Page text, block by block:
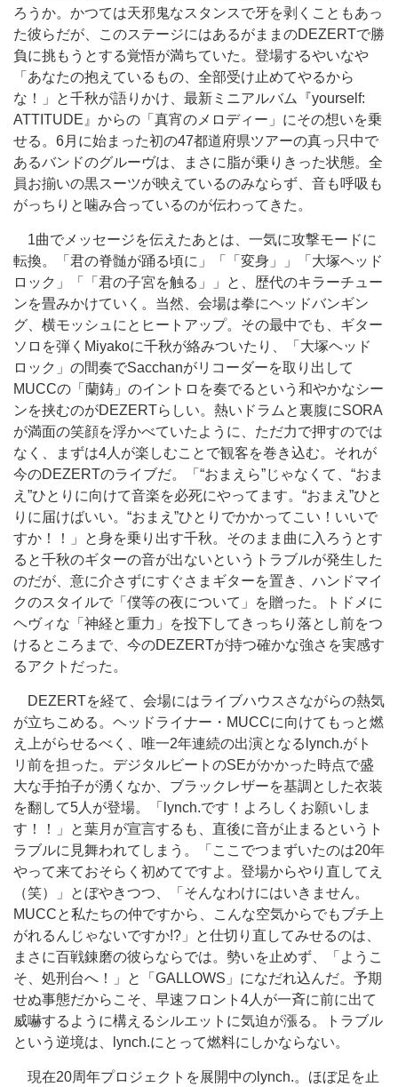
ろうか。かつては天邪鬼なスタンスで牙を剥くこともあっ
た彼らだが、このステージにはあるがままのDEZERTで勝
負に挑もうとする覚悟が満ちていた。登場するやいなや
「あなたの抱えているもの、全部受け止めてやるから
な！」と千秋が語りかけ、最新ミニアルバム『yourself:
ATTITUDE』からの「真宵のメロディー」にその想いを乗
せる。6月に始まった初の47都道府県ツアーの真っ只中で
あるバンドのグルーヴは、まさに脂が乗りきった状態。全
員お揃いの黒スーツが映えているのみならず、音も呼吸も
がっちりと噛み合っているのが伝わってきた。
1曲でメッセージを伝えたあとは、一気に攻撃モードに
転換。「君の脊髄が踊る頃に」「「変身」」「大塚ヘッド
ロック」「「君の子宮を触る」」と、歴代のキラーチュー
ンを畳みかけていく。当然、会場は拳にヘッドバンギン
グ、横モッシュにとヒートアップ。その最中でも、ギター
ソロを弾くMiyakoに千秋が絡みついたり、「大塚ヘッド
ロック」の間奏でSacchanがリコーダーを取り出して
MUCCの「蘭鋳」のイントロを奏でるという和やかなシー
ンを挟むのがDEZERTらしい。熱いドラムと裏腹にSORA
が満面の笑顔を浮かべていたように、ただ力で押すのでは
なく、まずは4人が楽しむことで観客を巻き込む。それが
今のDEZERTのライブだ。「“おまえら”じゃなくて、“おま
え”ひとりに向けて音楽を必死にやってます。“おまえ”ひと
りに届けばいい。“おまえ”ひとりでかかってこい！いいで
すか！！」と身を乗り出す千秋。そのまま曲に入ろうとす
ると千秋のギターの音が出ないというトラブルが発生した
のだが、意に介さずにすぐさまギターを置き、ハンドマイ
クのスタイルで「僕等の夜について」を贈った。トドメに
ヘヴィな「神経と重力」を投下してきっちり落とし前をつ
けるところまで、今のDEZERTが持つ確かな強さを実感す
るアクトだった。
DEZERTを経て、会場にはライブハウスさながらの熱気
が立ちこめる。ヘッドライナー・MUCCに向けてもっと燃
え上がらせるべく、唯一2年連続の出演となるlynch.がト
リ前を担った。デジタルビートのSEがかかった時点で盛
大な手拍子が湧くなか、ブラックレザーを基調とした衣装
を翻して5人が登場。「lynch.です！よろしくお願いしま
す！！」と葉月が宣言するも、直後に音が止まるというト
ラブルに見舞われてしまう。「ここでつまずいたのは20年
やって来ておそらく初めてですよ。登場からやり直してえ
（笑）」とぼやきつつ、「そんなわけにはいきません。
MUCCと私たちの仲ですから、こんな空気からでもブチ上
がれるんじゃないですか!?」と仕切り直してみせるのは、
まさに百戦錬磨の彼らならでは。勢いを止めず、「ようこ
そ、処刑台へ！」と「GALLOWS」になだれ込んだ。予期
せぬ事態だからこそ、早速フロント4人が一斉に前に出て
威嚇するように構えるシルエットに気迫が漲る。トラブル
という逆境は、lynch.にとって燃料にしかならない。
現在20周年プロジェクトを展開中のlynch.。ほぼ足を止